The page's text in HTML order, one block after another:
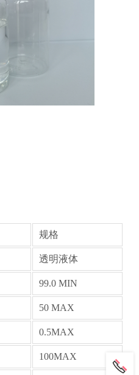
规格
透明液体
99.0 MIN
50 MAX
0.5MAX
100MAX